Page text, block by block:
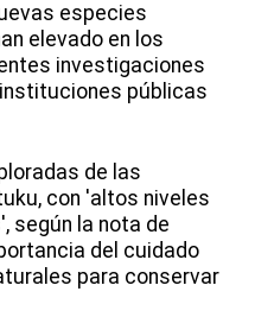
especies
elevado en los
investigaciones
públicas
de las
con 'altos niveles
según la nota de
del cuidado
para conservar